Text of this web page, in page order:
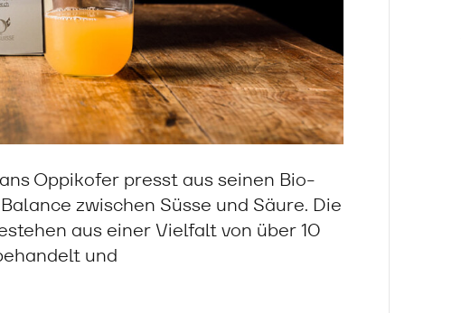
Oppikofer presst aus seinen Bio-
zwischen Süsse und Säure. Die
aus einer Vielfalt von über 10
und